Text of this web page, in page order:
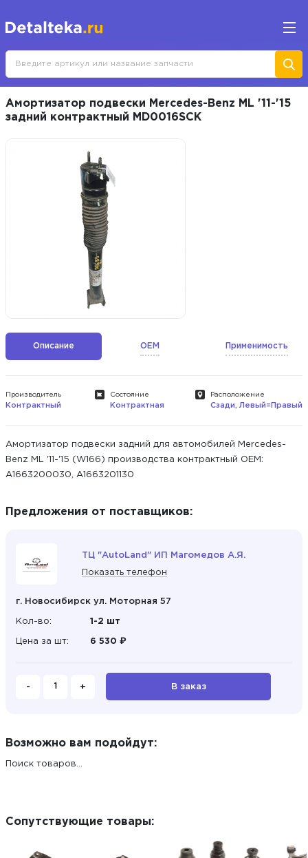
Амортизатор подвески Mercedes-Benz ML '11-'15
задний контрактный MD0016SCK
Описание OEM Применимость
Производитель
Контрактный
Состояние
Контрактная
Расположение
Сзади, Левый=Правый
Амортизатор подвески задний для автомобилей Mercedes-
Benz ML '11-'15 (W166) производства контрактный ОЕМ:
A1663200030, A1663201130
Предложения от поставщиков:
ТЦ "AutoLand" ИП Магомедов А.Я.
Показать телефон
г. Новосибирск ул. Моторная 57
Кол-во: 1-2 шт
Цена за шт: 6 530 ₽
- + В заказ
Возможно вам подойдут:
Поиск товаров...
Сопутствующие товары: